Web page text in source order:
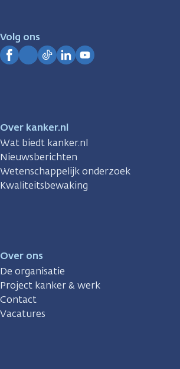
Volg ons
Over kanker.nl
Wat biedt kanker.nl
Nieuwsberichten
Wetenschappelijk onderzoek
Kwaliteitsbewaking
Over ons
De organisatie
Project kanker & werk
Contact
Vacatures